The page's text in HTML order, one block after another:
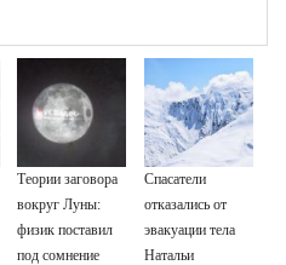
Теории заговора
вокруг Луны:
физик поставил
под сомнение
Спасатели
отказались от
эвакуации тела
Натальи